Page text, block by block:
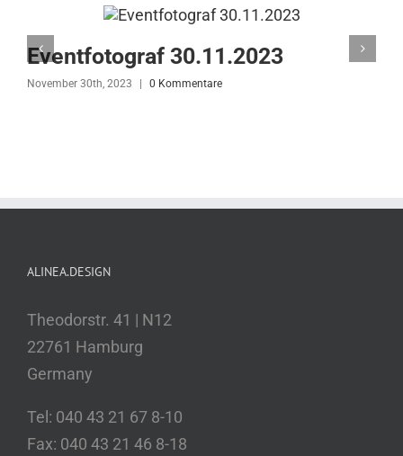
Eventfotograf 30.11.2023
November 30th, 2023 0 Kommentare
ALINEA.DESIGN
Theodorstr. 41 | N12
22761 Hamburg
Germany
Tel: 040 43 21 67 8-10
Fax: 040 43 21 46 8-18